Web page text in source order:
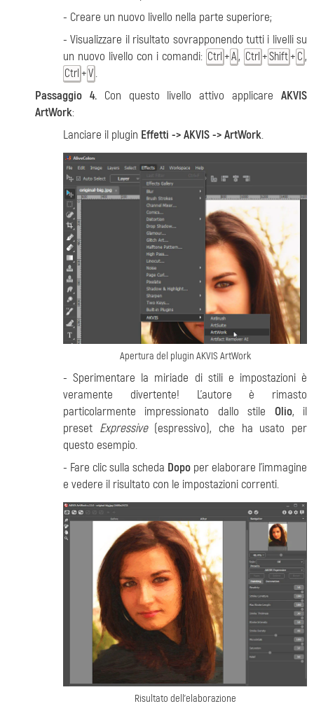
- Creare un nuovo livello nella parte superiore;
- Visualizzare il risultato sovrapponendo tutti i livelli su
un nuovo livello con i comandi: Ctrl +A, Ctrl +Shift+ C ,
Ctrl +V .
Passaggio 4.Con questo livello attivo applicareAKVIS
ArtWork:
Lanciare il plugin Effetti -> AKVIS -> ArtWork.
Apertura del plugin AKVIS ArtWork
- Sperimentare la miriade di stili e impostazioni è
veramente divertente! L'autore è rimasto
particolarmente impressionato dallo stile Olio, il
preset Expressive(espressivo), che ha usato per
questo esempio.
- Fare clic sulla scheda Dopo per elaborare l'immagine
e vedere il risultato con le impostazioni correnti.
Risultato dell’elaborazione